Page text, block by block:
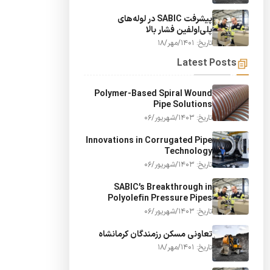
پیشرفت SABIC در لوله‌های
پلی‌اولفین فشار بالا
تاریخ: 1401/مهر/18
Latest Posts
Polymer-Based Spiral Wound
Pipe Solutions
تاریخ: 1403/شهریور/06
Innovations in Corrugated Pipe
Technology
تاریخ: 1403/شهریور/06
SABIC’s Breakthrough in
Polyolefin Pressure Pipes
تاریخ: 1403/شهریور/06
تعاونی مسکن رزمندگان کرمانشاه
تاریخ: 1401/مهر/18